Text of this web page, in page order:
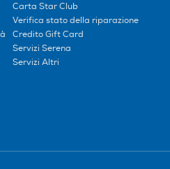
Carta Star Club
Verifica stato della riparazione
Credito Gift Card
Servizi Serena
Servizi Altri